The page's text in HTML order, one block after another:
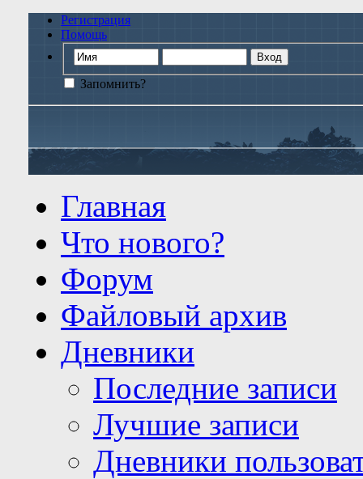
Регистрация
Помощь
Запомнить?
Главная
Что нового?
Форум
Файловый архив
Дневники
Последние записи
Лучшие записи
Дневники